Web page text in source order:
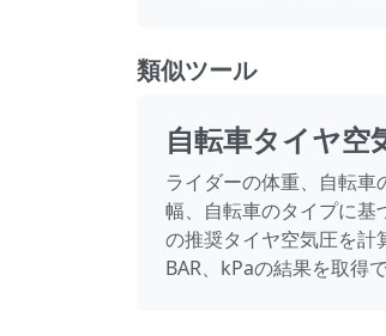
類似ツール
自転車タイヤ空
ライダーの体重、自転車
幅、自転車のタイプに基
の推奨タイヤ空気圧を計
BAR、kPaの結果を取得で